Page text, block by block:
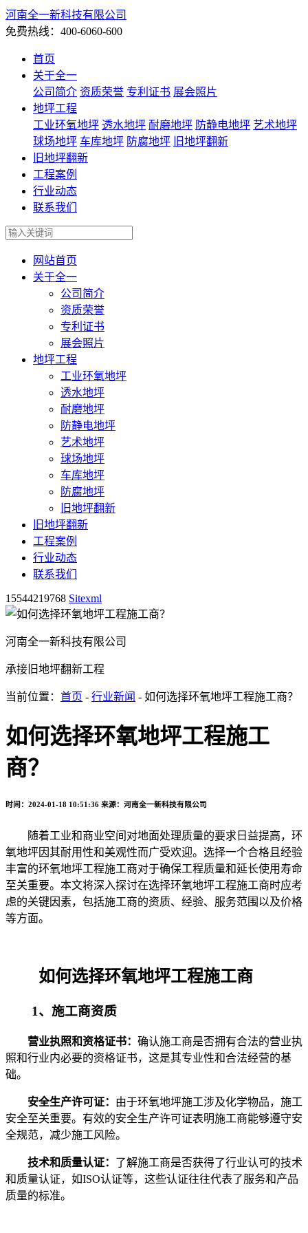
河南全一新科技有限公司
免费热线：400-6060-600
首页
关于全一
公司简介 资质荣誉 专利证书 展会照片
地坪工程
工业环氧地坪 透水地坪 耐磨地坪 防静电地坪 艺术地坪
球场地坪 车库地坪 防腐地坪 旧地坪翻新
旧地坪翻新
工程案例
行业动态
联系我们
网站首页
关于全一
公司简介
资质荣誉
专利证书
展会照片
地坪工程
工业环氧地坪
透水地坪
耐磨地坪
防静电地坪
艺术地坪
球场地坪
车库地坪
防腐地坪
旧地坪翻新
旧地坪翻新
工程案例
行业动态
联系我们
15544219768 Sitexml
河南全一新科技有限公司
承接旧地坪翻新工程
当前位置： 首页 - 行业新闻 - 如何选择环氧地坪工程施工商？
如何选择环氧地坪工程施工
商？
时间：2024-01-18 10:51:36 来源：河南全一新科技有限公司
随着工业和商业空间对地面处理质量的要求日益提高，环
氧地坪因其耐用性和美观性而广受欢迎。选择一个合格且经验
丰富的环氧地坪工程施工商对于确保工程质量和延长使用寿命
至关重要。本文将深入探讨在选择环氧地坪工程施工商时应考
虑的关键因素，包括施工商的资质、经验、服务范围以及价格
等方面。
如何选择环氧地坪工程施工商
1、施工商资质
营业执照和资格证书： 确认施工商是否拥有合法的营业执
照和行业内必要的资格证书，这是其专业性和合法经营的基
础。
安全生产许可证： 由于环氧地坪施工涉及化学物品，施工
安全至关重要。有效的安全生产许可证表明施工商能够遵守安
全规范，减少施工风险。
技术和质量认证： 了解施工商是否获得了行业认可的技术
和质量认证，如ISO认证等，这些认证往往代表了服务和产品
质量的标准。